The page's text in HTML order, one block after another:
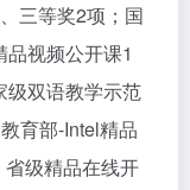
三等奖2项；国
视频公开课1
级双语教学示范
育部-Intel精品
级精品在线开